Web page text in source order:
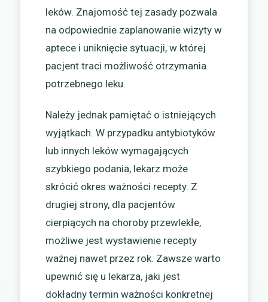
leków. Znajomość tej zasady pozwala
na odpowiednie zaplanowanie wizyty w
aptece i uniknięcie sytuacji, w której
pacjent traci możliwość otrzymania
potrzebnego leku.
Należy jednak pamiętać o istniejących
wyjątkach. W przypadku antybiotyków
lub innych leków wymagających
szybkiego podania, lekarz może
skrócić okres ważności recepty. Z
drugiej strony, dla pacjentów
cierpiących na choroby przewlekłe,
możliwe jest wystawienie recepty
ważnej nawet przez rok. Zawsze warto
upewnić się u lekarza, jaki jest
dokładny termin ważności konkretnej